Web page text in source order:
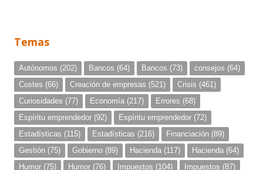
Temas
Autónomos (202) Bancos (64) Bancos (73) consejos (64)
Costes (66) Creación de empresas (521) Crisis (461)
Curiosidades (77) Economía (217) Errores (68)
Espíritu emprendedor (92) Espíritu emprendedor (72)
Estadísticas (115) Estadísticas (216) Financiación (89)
Gestión (75) Gobierno (89) Hacienda (117) Hacienda (64)
Humor (75) Humor (76) Impuestos (104) Impuestos (87)